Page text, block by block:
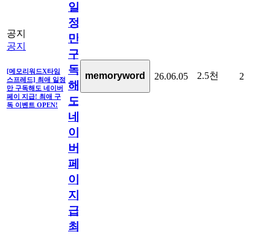
공지
공지
[메모리워드X타임
스프레드] 최애 일정
만 구독해도 네이버
페이 지급! 최애 구
독 이벤트 OPEN!
일
정
만
구
독
해
도
네
이
버
페
이
지
급!
최
memoryword 26.06.05 2.5천 2